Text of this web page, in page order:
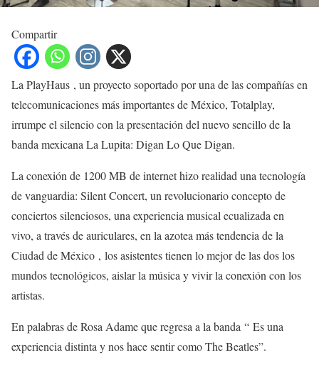
Compartir
La PlayHaus , un proyecto soportado por una de las compañías en
telecomunicaciones más importantes de México, Totalplay,
irrumpe el silencio con la presentación del nuevo sencillo de la
banda mexicana La Lupita: Digan Lo Que Digan.
La conexión de 1200 MB de internet hizo realidad una tecnología
de vanguardia: Silent Concert, un revolucionario concepto de
conciertos silenciosos, una experiencia musical ecualizada en
vivo, a través de auriculares, en la azotea más tendencia de la
Ciudad de México , los asistentes tienen lo mejor de las dos los
mundos tecnológicos, aislar la música y vivir la conexión con los
artistas.
En palabras de Rosa Adame que regresa a la banda “ Es una
experiencia distinta y nos hace sentir como The Beatles”.